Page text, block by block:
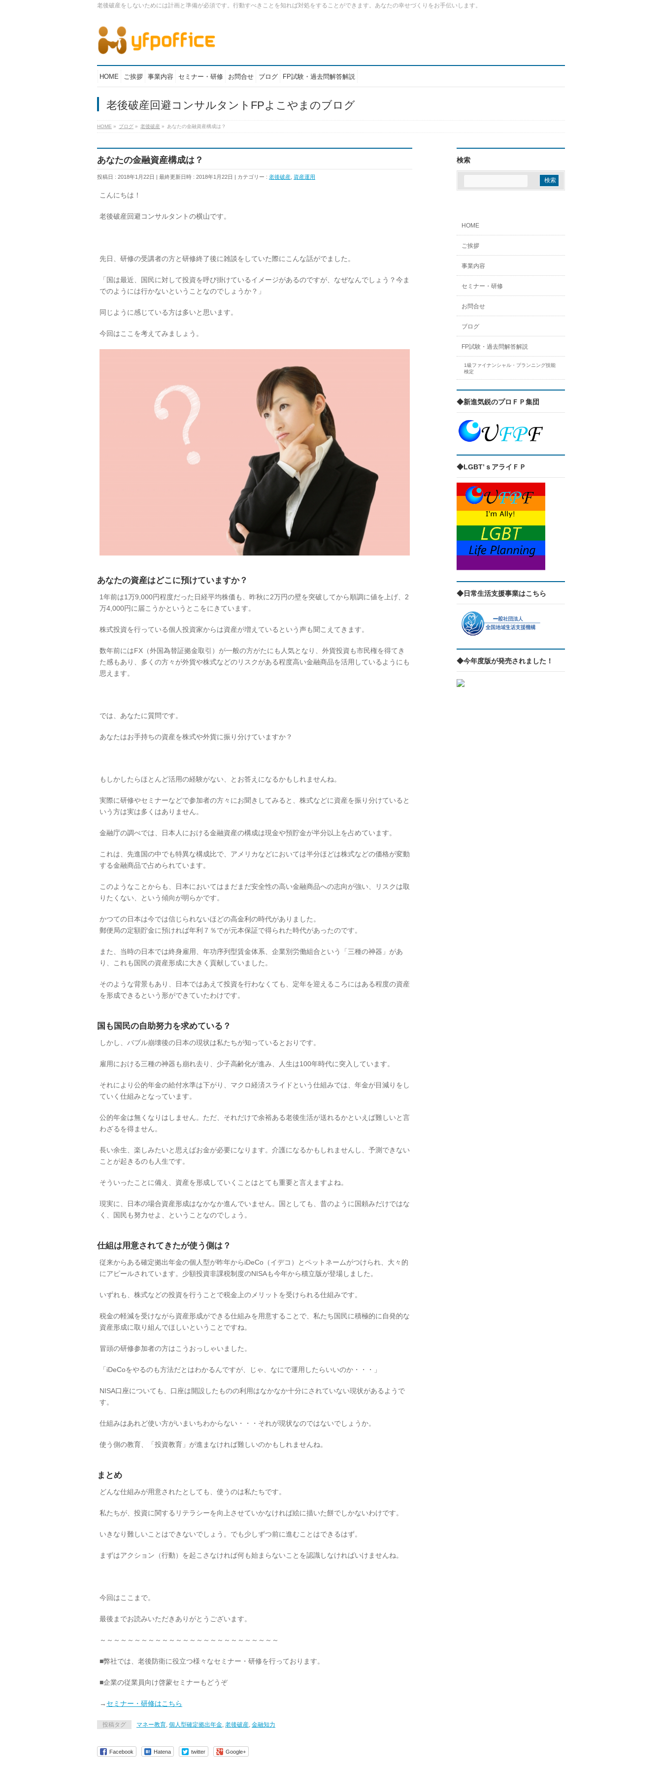
老後破産をしないためには計画と準備が必須です。行動すべきことを知れば対処をすることができます。あなたの幸せづくりをお手伝いします。
HOME ご挨拶 事業内容 セミナー・研修 お問合せ ブログ FP試験・過去問解答解説
老後破産回避コンサルタントFPよこやまのブログ
HOME » ブログ » 老後破産 » あなたの金融資産構成は？
あなたの金融資産構成は？
投稿日 : 2018年1月22日 最終更新日時 : 2018年1月22日 カテゴリー : 老後破産 資産運用
こんにちは！
老後破産回避コンサルタントの横山です。
先日、研修の受講者の方と研修終了後に雑談をしていた際にこんな話がでました。
「国は最近、国民に対して投資を呼び掛けているイメージがあるのですが、なぜなんでしょう？今ま
でのようには行かないということなのでしょうか？」
同じように感じている方は多いと思います。
今回はここを考えてみましょう。
あなたの資産はどこに預けていますか？
1年前は1万9,000円程度だった日経平均株価も、昨秋に2万円の壁を突破してから順調に値を上げ、2
万4,000円に届こうかというとこをにきています。
株式投資を行っている個人投資家からは資産が増えているという声も聞こえてきます。
数年前にはFX（外国為替証拠金取引）が一般の方がたにも人気となり、外貨投資も市民権を得てき
た感もあり、多くの方々が外貨や株式などのリスクがある程度高い金融商品を活用しているようにも
思えます。
では、あなたに質問です。
あなたはお手持ちの資産を株式や外貨に振り分けていますか？
もしかしたらほとんど活用の経験がない、とお答えになるかもしれませんね。
実際に研修やセミナーなどで参加者の方々にお聞きしてみると、株式などに資産を振り分けていると
いう方は実は多くはありません。
金融庁の調べでは、日本人における金融資産の構成は現金や預貯金が半分以上を占めています。
これは、先進国の中でも特異な構成比で、アメリカなどにおいては半分ほどは株式などの価格が変動
する金融商品で占められています。
このようなことからも、日本においてはまだまだ安全性の高い金融商品への志向が強い、リスクは取
りたくない、という傾向が明らかです。
かつての日本は今では信じられないほどの高金利の時代がありました。
郵便局の定額貯金に預ければ年利７％でが元本保証で得られた時代があったのです。
また、当時の日本では終身雇用、年功序列型賃金体系、企業別労働組合という「三種の神器」があ
り、これも国民の資産形成に大きく貢献していました。
そのような背景もあり、日本ではあえて投資を行わなくても、定年を迎えるころにはある程度の資産
を形成できるという形ができていたわけです。
国も国民の自助努力を求めている？
しかし、バブル崩壊後の日本の現状は私たちが知っているとおりです。
雇用における三種の神器も崩れ去り、少子高齢化が進み、人生は100年時代に突入しています。
それにより公的年金の給付水準は下がり、マクロ経済スライドという仕組みでは、年金が目減りをし
ていく仕組みとなっています。
公的年金は無くなりはしません。ただ、それだけで余裕ある老後生活が送れるかといえば難しいと言
わざるを得ません。
長い余生、楽しみたいと思えばお金が必要になります。介護になるかもしれませんし、予測できない
ことが起きるのも人生です。
そういったことに備え、資産を形成していくことはとても重要と言えますよね。
現実に、日本の場合資産形成はなかなか進んでいません。国としても、昔のように国頼みだけではな
く、国民も努力せよ、ということなのでしょう。
仕組は用意されてきたが使う側は？
従来からある確定拠出年金の個人型が昨年からiDeCo（イデコ）とペットネームがつけられ、大々的
にアピールされています。少額投資非課税制度のNISAも今年から積立版が登場しました。
いずれも、株式などの投資を行うことで税金上のメリットを受けられる仕組みです。
税金の軽減を受けながら資産形成ができる仕組みを用意することで、私たち国民に積極的に自発的な
資産形成に取り組んでほしいということですね。
冒頭の研修参加者の方はこうおっしゃいました。
「iDeCoをやるのも方法だとはわかるんですが、じゃ、なにで運用したらいいのか・・・」
NISA口座についても、口座は開設したものの利用はなかなか十分にされていない現状があるようで
す。
仕組みはあれど使い方がいまいちわからない・・・それが現状なのではないでしょうか。
使う側の教育、「投資教育」が進まなければ難しいのかもしれませんね。
まとめ
どんな仕組みが用意されたとしても、使うのは私たちです。
私たちが、投資に関するリテラシーを向上させていかなければ絵に描いた餅でしかないわけです。
いきなり難しいことはできないでしょう。でも少しずつ前に進むことはできるはず。
まずはアクション（行動）を起こさなければ何も始まらないことを認識しなければいけませんね。
今回はここまで。
最後までお読みいただきありがとうございます。
～～～～～～～～～～～～～～～～～～～～～～～～～～
■弊社では、老後防衛に役立つ様々なセミナー・研修を行っております。
■企業の従業員向け啓蒙セミナーもどうぞ
→ セミナー・研修はこちら
投稿タグ マネー教育, 個人型確定拠出年金, 老後破産, 金融知力
Facebook Hatena twitter Google+
検索
HOME
ご挨拶
事業内容
セミナー・研修
お問合せ
ブログ
FP試験・過去問解答解説
1級ファイナンシャル・プランニング技能
検定
◆新進気鋭のプロＦＰ集団
◆LGBT’ｓアライＦＰ
◆日常生活支援事業はこちら
◆今年度版が発売されました！